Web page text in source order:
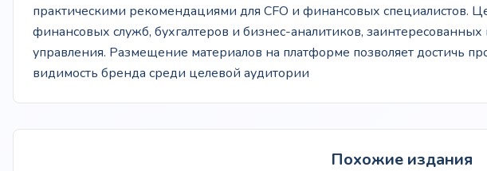
практическими рекомендациями для CFO и финансовых специалистов.
финансовых служб, бухгалтеров и бизнес-аналитиков,
управления. Размещение материалов на платформе позволяет достичь
видимость бренда среди целевой аудитории
Похожие издания